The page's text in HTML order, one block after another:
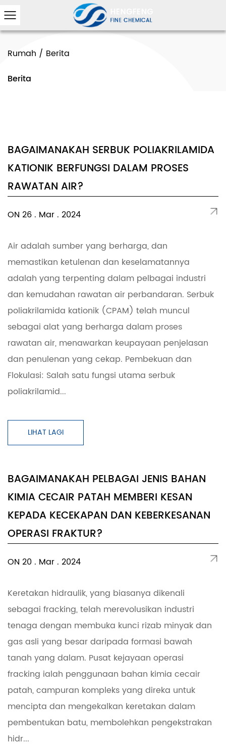
Rumah / Berita
Berita
BAGAIMANAKAH SERBUK POLIAKRILAMIDA
KATIONIK BERFUNGSI DALAM PROSES
RAWATAN AIR?
ON 26 . Mar . 2024
Air adalah sumber yang berharga, dan
memastikan ketulenan dan keselamatannya
adalah yang terpenting dalam pelbagai industri
dan kemudahan rawatan air perbandaran. Serbuk
poliakrilamida kationik (CPAM) telah muncul
sebagai alat yang berharga dalam proses
rawatan air, menawarkan keupayaan penjelasan
dan penulenan yang cekap. Pembekuan dan
Flokulasi: Salah satu fungsi utama serbuk
poliakrilamid...
LIHAT LAGI
BAGAIMANAKAH PELBAGAI JENIS BAHAN
KIMIA CECAIR PATAH MEMBERI KESAN
KEPADA KECEKAPAN DAN KEBERKESANAN
OPERASI FRAKTUR?
ON 20 . Mar . 2024
Keretakan hidraulik, yang biasanya dikenali
sebagai fracking, telah merevolusikan industri
tenaga dengan membuka kunci rizab minyak dan
gas asli yang besar daripada formasi bawah
tanah yang dalam. Pusat kejayaan operasi
fracking ialah penggunaan bahan kimia cecair
patah, campuran kompleks yang direka untuk
mencipta dan mengekalkan keretakan dalam
pembentukan batu, membolehkan pengekstrakan
hidr...